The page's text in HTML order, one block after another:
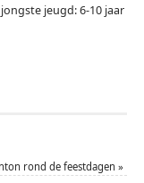
jeugd: 6-10 jaar
rond de feestdagen»